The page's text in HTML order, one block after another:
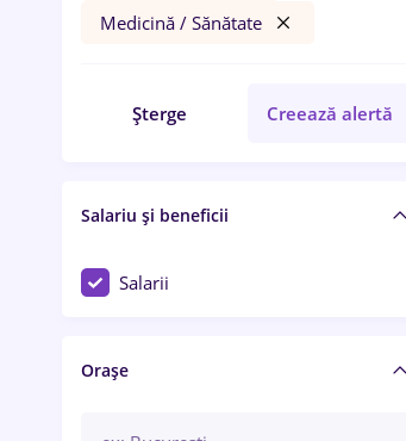
Medicină / Sănătate
Șterge Creează alertă
Salariu și beneficii
Salarii
Orașe